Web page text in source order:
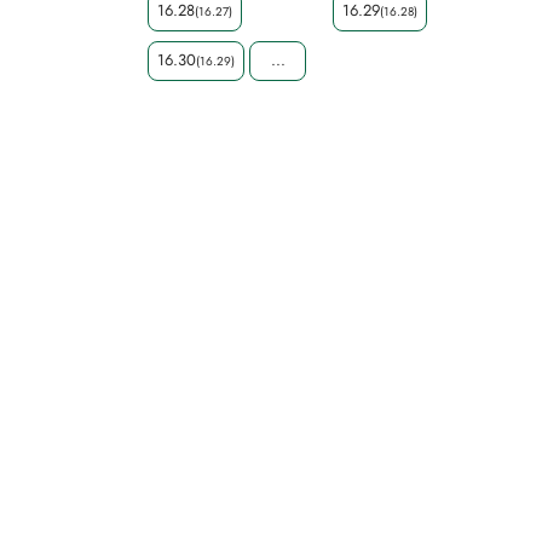
16.28(16.27) 16.29(16.28)
16.30(16.29) ...